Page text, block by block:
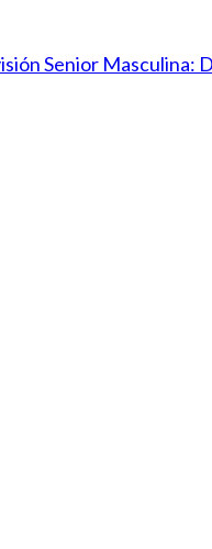
Senior Masculina: